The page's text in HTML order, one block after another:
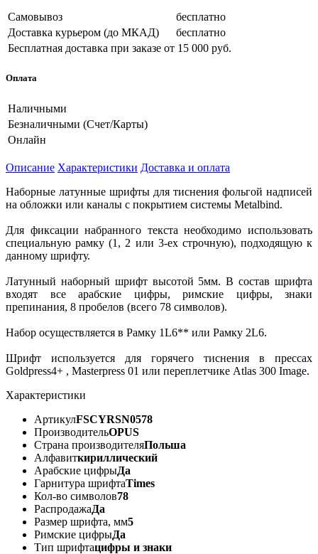
Самовывоз
бесплатно
Доставка курьером (до МКАД)
бесплатно
Бесплатная доставка при заказе от 15 000 руб.
Оплата
Наличными
Безналичными (Счет/Карты)
Онлайн
Описание Характеристики Доставка и оплата
Наборные латунные шрифты для тиснения фольгой надписей
на обложки или каналы с покрытием системы Metalbind.
Для фиксации набранного текста необходимо использовать
специальную рамку (1, 2 или 3-ех строчную), подходящую к
данному шрифту.
Латунный наборный шрифт высотой 5мм. В состав шрифта
входят все арабские цифры, римские цифры, знаки
препинания, 8 пробелов (всего 78 символов).
Набор осуществляется в Рамку 1L6** или Рамку 2L6.
Шрифт используется для горячего тиснения в прессах
Goldpress4+ , Masterpress 01 или переплетчике Atlas 300 Image.
Характеристики
АртикулFSCYRSN0578
ПроизводительOPUS
Страна производителяПольша
Алфавиткириллический
Арабские цифрыДа
Гарнитура шрифтаTimes
Кол-во символов78
РаспродажаДа
Размер шрифта, мм5
Римские цифрыДа
Тип шрифтацифры и знаки